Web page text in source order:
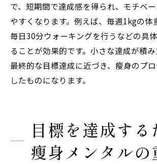
で、短期間で達成感を得られ、モチベ
やすくなります。例えば、毎週1kgの体
毎日30分ウォーキングを行うなどの具
ることが効果的です。小さな達成が積み
最終的な目標達成に近づき、瘦身のプ
したものになります。
目標を達成する
瘦身メンタルの